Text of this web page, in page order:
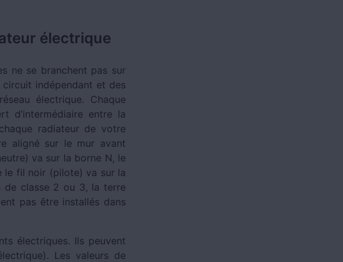
électrique
ne se branchent pas sur
indépendant et des
électrique. Chaque
d’intermédiaire entre la
radiateur de votre
aligné sur le mur avant
va sur la borne N, le
le fil noir (pilote) va sur la
de classe 2 ou 3, la terre
pas être installés dans
électriques. Ils peuvent
Les valeurs de